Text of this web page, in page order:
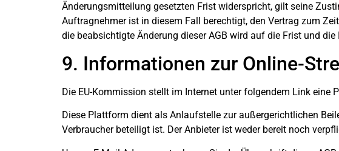
Änderungsmitteilung gesetzten Frist widerspricht, gilt seine
Auftragnehmer ist in diesem Fall berechtigt, den Vertrag zum
die beabsichtigte Änderung dieser AGB wird auf die Frist und
9. Informationen zur Online-
Die EU-Kommission stellt im Internet unter folgendem Link eine
Diese Plattform dient als Anlaufstelle zur außergerichtlichen
Verbraucher beteiligt ist. Der Anbieter ist weder bereit noch